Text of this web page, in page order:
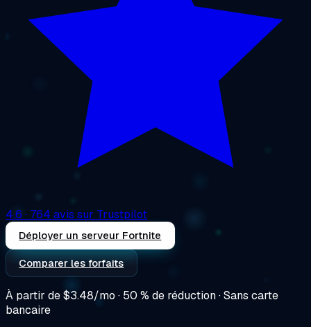
4.6 · 764 avis sur Trustpilot
Déployer un serveur Fortnite
Comparer les forfaits
À partir de$3.48/mo · 50 % de réduction · Sans carte
bancaire